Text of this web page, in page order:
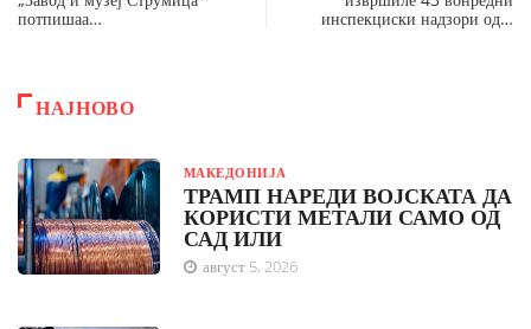
потпишаа…
инспекциски надзори од…
НАЈНОВО
МАКЕДОНИЈА
ТРАМП НАРЕДИ ВОЈСКАТА ДА
КОРИСТИ МЕТАЛИ САМО ОД
САД ИЛИ
август 5, 2026